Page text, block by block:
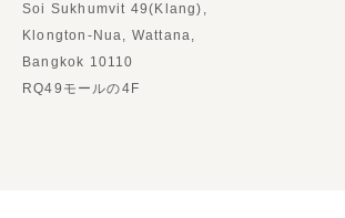
Soi Sukhumvit 49(Klang),
Klongton-Nua, Wattana,
Bangkok 10110
RQ49モールの4F